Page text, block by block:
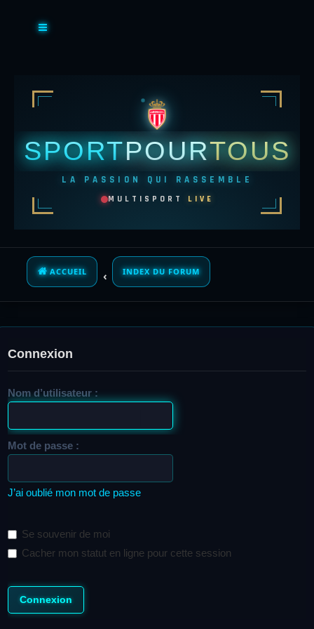
SPORTPOURTOUS
LA PASSION QUI RASSEMBLE
MULTISPORT LIVE
ACCUEIL INDEX DU FORUM
Connexion
Nom d’utilisateur :
Mot de passe :
J’ai oublié mon mot de passe
Se souvenir de moi
Cacher mon statut en ligne pour cette session